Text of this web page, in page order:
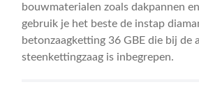
Reinigingsaccessoires
Verbruiksgoederen
bouwmaterialen zoals dakpannen
gebruik je het beste de instap
betonzaagketting 36 GBE die bij de
steenkettingzaag is inbegrepen.